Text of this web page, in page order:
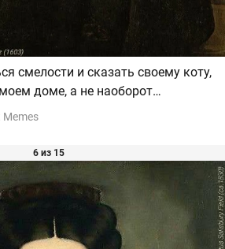
смелости и сказать своему коту,
доме, а не наоборот…
Memes
6 из 15